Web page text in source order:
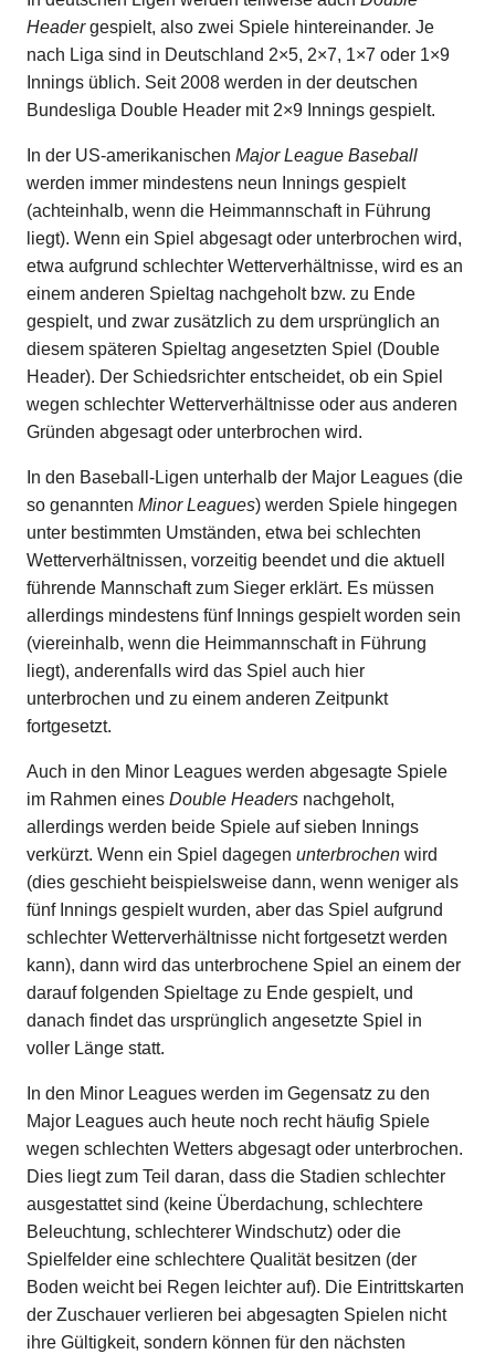
Headergespielt, also zwei Spiele hintereinander. Je
nach Liga sind in Deutschland 2×5, 2×7, 1×7 oder 1×9
Innings üblich. Seit 2008 werden in der deutschen
Bundesliga Double Header mit 2×9 Innings gespielt.
In der US-amerikanischen Major League Baseball
werden immer mindestens neun Innings gespielt
(achteinhalb, wenn die Heimmannschaft in Führung
liegt). Wenn ein Spiel abgesagt oder unterbrochen wird,
etwa aufgrund schlechter Wetterverhältnisse, wird es an
einem anderen Spieltag nachgeholt bzw. zu Ende
gespielt, und zwar zusätzlich zu dem ursprünglich an
diesem späteren Spieltag angesetzten Spiel (Double
Header). Der Schiedsrichter entscheidet, ob ein Spiel
wegen schlechter Wetterverhältnisse oder aus anderen
Gründen abgesagt oder unterbrochen wird.
In den Baseball-Ligen unterhalb der Major Leagues (die
so genannten Minor Leagues) werden Spiele hingegen
unter bestimmten Umständen, etwa bei schlechten
Wetterverhältnissen, vorzeitig beendet und die aktuell
führende Mannschaft zum Sieger erklärt. Es müssen
allerdings mindestens fünf Innings gespielt worden sein
(viereinhalb, wenn die Heimmannschaft in Führung
liegt), anderenfalls wird das Spiel auch hier
unterbrochen und zu einem anderen Zeitpunkt
fortgesetzt.
Auch in den Minor Leagues werden abgesagte Spiele
im Rahmen eines Double Headers nachgeholt,
allerdings werden beide Spiele auf sieben Innings
verkürzt. Wenn ein Spiel dagegen unterbrochen wird
(dies geschieht beispielsweise dann, wenn weniger als
fünf Innings gespielt wurden, aber das Spiel aufgrund
schlechter Wetterverhältnisse nicht fortgesetzt werden
kann), dann wird das unterbrochene Spiel an einem der
darauf folgenden Spieltage zu Ende gespielt, und
danach findet das ursprünglich angesetzte Spiel in
voller Länge statt.
In den Minor Leagues werden im Gegensatz zu den
Major Leagues auch heute noch recht häufig Spiele
wegen schlechten Wetters abgesagt oder unterbrochen.
Dies liegt zum Teil daran, dass die Stadien schlechter
ausgestattet sind (keine Überdachung, schlechtere
Beleuchtung, schlechterer Windschutz) oder die
Spielfelder eine schlechtere Qualität besitzen (der
Boden weicht bei Regen leichter auf). Die Eintrittskarten
der Zuschauer verlieren bei abgesagten Spielen nicht
ihre Gültigkeit, sondern können für den nächsten